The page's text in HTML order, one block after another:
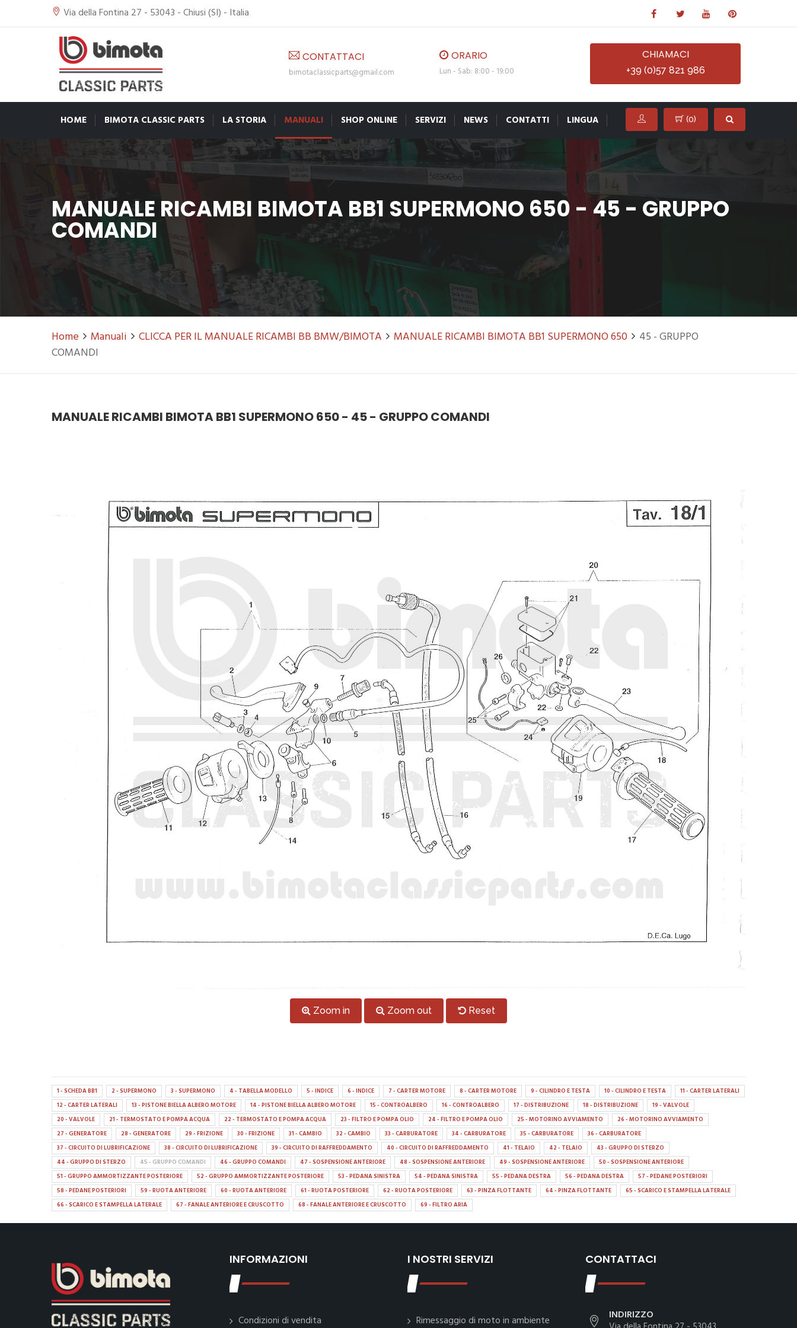
Via della Fontina 27 - 53043 - Chiusi (SI) - Italia
CONTATTACI
bimotaclassicparts@gmail.com
ORARIO
Lun - Sab: 8:00 - 19:00
CHIAMACI
+39 (0)57 821 986
(0)
HOME BIMOTA CLASSIC PARTS LA STORIA MANUALI SHOP ONLINE SERVIZI NEWS CONTATTI LINGUA
MANUALE RICAMBI BIMOTA BB1 SUPERMONO 650 - 45 - GRUPPO
COMANDI
Home Manuali CLICCA PER IL MANUALE RICAMBI BB BMW/BIMOTA MANUALE RICAMBI BIMOTA BB1 SUPERMONO 650
45 - GRUPPO
COMANDI
MANUALE RICAMBI BIMOTA BB1 SUPERMONO 650 - 45 - GRUPPO COMANDI
Zoom in Zoom out Reset
1 - SCHEDA BB1 2 - SUPERMONO 3 - SUPERMONO 4 - TABELLA MODELLO 5 - INDICE 6 - INDICE 7 - CARTER MOTORE 8 - CARTER MOTORE 9 - CILINDRO E TESTA 10 - CILINDRO E TESTA
11 - CARTER LATERALI
12 - CARTER LATERALI
13 - PISTONE BIELLA ALBERO MOTORE 14 - PISTONE BIELLA ALBERO MOTORE 15 - CONTROALBERO 16 - CONTROALBERO 17 - DISTRIBUZIONE 18 - DISTRIBUZIONE
19 - VALVOLE
20 - VALVOLE
21 - TERMOSTATO E POMPA ACQUA 22 - TERMOSTATO E POMPA ACQUA 23 - FILTRO E POMPA OLIO 24 - FILTRO E POMPA OLIO 25 - MOTORINO AVVIAMENTO
26 - MOTORINO AVVIAMENTO
27 - GENERATORE
28 - GENERATORE 29 - FRIZIONE 30 - FRIZIONE 31 - CAMBIO 32 - CAMBIO 33 - CARBURATORE 34 - CARBURATORE 35 - CARBURATORE
36 - CARBURATORE
37 - CIRCUITO DI LUBRIFICAZIONE
38 - CIRCUITO DI LUBRIFICAZIONE 39 - CIRCUITO DI RAFFREDDAMENTO 40 - CIRCUITO DI RAFFREDDAMENTO 41 - TELAIO 42 - TELAIO
43 - GRUPPO DI STERZO
44 - GRUPPO DI STERZO
45 - GRUPPO COMANDI 46 - GRUPPO COMANDI 47 - SOSPENSIONE ANTERIORE 48 - SOSPENSIONE ANTERIORE 49 - SOSPENSIONE ANTERIORE
50 - SOSPENSIONE ANTERIORE
51 - GRUPPO AMMORTIZZANTE POSTERIORE
52 - GRUPPO AMMORTIZZANTE POSTERIORE 53 - PEDANA SINISTRA 54 - PEDANA SINISTRA 55 - PEDANA DESTRA 56 - PEDANA DESTRA
57 - PEDANE POSTERIORI
58 - PEDANE POSTERIORI
59 - RUOTA ANTERIORE 60 - RUOTA ANTERIORE 61 - RUOTA POSTERIORE 62 - RUOTA POSTERIORE 63 - PINZA FLOTTANTE 64 - PINZA FLOTTANTE
65 - SCARICO E STAMPELLA LATERALE
66 - SCARICO E STAMPELLA LATERALE
67 - FANALE ANTERIORE E CRUSCOTTO 68 - FANALE ANTERIORE E CRUSCOTTO 69 - FILTRO ARIA
INFORMAZIONI
Condizioni di vendita
I NOSTRI SERVIZI
Rimessaggio di moto in ambiente
CONTATTACI
INDIRIZZO